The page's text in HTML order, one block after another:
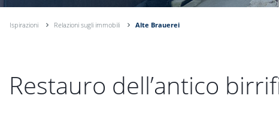
Ispirazioni Relazioni sugli immobili Alte Brauerei
Restauro dell’antico